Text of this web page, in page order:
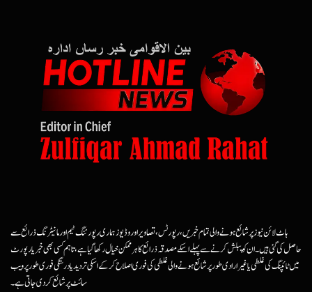
ہاٹ لائن نیوز پر شائع ہونے والی تمام خبریں، رپورٹس، تصاویر اور وڈیوز ہماری رپورٹنگ ٹیم اور مانیٹرنگ ذرائع سے
حاصل کی گئی ہیں۔ ان کو پبلش کرنے سے پہلے اسکے مصدقہ ذرائع کا ہرممکن خیال رکھا گیا ہے، تاہم کسی بھی خبر یا رپورٹ
میں ٹائپنگ کی غلطی یا غیرارادی طور پر شائع ہونے والی غلطی کی فوری اصلاح کرکے اسکی تردید یا درستگی فوری طور پر ویب
سائٹ پر شائع کردی جاتی ہے۔